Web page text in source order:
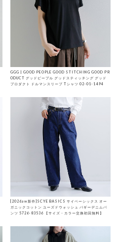
GGG | GOOD PEOPLE GOOD STITCHING GOOD PR
ODUCT グッドピープル グッドスティッチング グッド
プロダクト ドルマンスリーブ Tシャツ 02-01-1494
[2026aw新作]SCYE BASICS サイベーシックス オー
ガニックコットン ユーズドウォッシュ バギーデニムパ
ンツ 5726-83536 【サイズ・カラー交換初回無料】